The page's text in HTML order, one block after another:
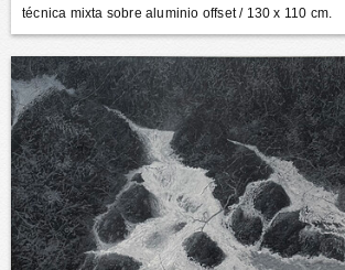
técnica mixta sobre aluminio offset/ 130 x 110 cm.